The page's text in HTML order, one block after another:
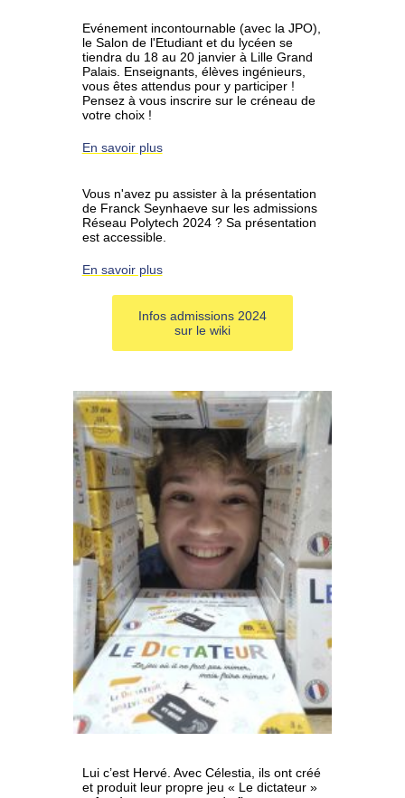
Evénement incontournable (avec la JPO),
le Salon de l'Etudiant et du lycéen se
tiendra du 18 au 20 janvier à Lille Grand
Palais. Enseignants, élèves ingénieurs,
vous êtes attendus pour y participer !
Pensez à vous inscrire sur le créneau de
votre choix !
En savoir plus
Vous n'avez pu assister à la présentation
de Franck Seynhaeve sur les admissions
Réseau Polytech 2024 ? Sa présentation
est accessible.
En savoir plus
Infos admissions 2024
sur le wiki
Lui c’est Hervé. Avec Célestia, ils ont créé
et produit leur propre jeu « Le dictateur »